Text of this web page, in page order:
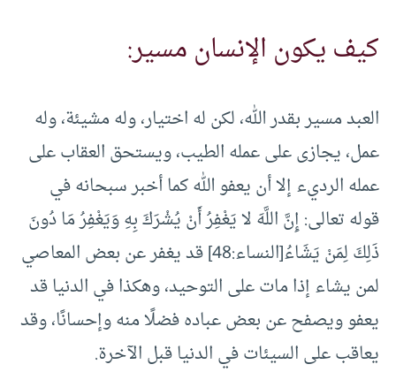
كيف يكون الإنسان مسير:
العبد مسير بقدر الله، لكن له اختيار، وله مشيئة، وله
عمل، يجازى على عمله الطيب، ويستحق العقاب على
عمله الرديء إلا أن يعفو الله كما أخبر سبحانه في
قوله تعالى: إِنَّ اللَّهَ لا يَغْفِرُ أَنْ يُشْرَكَ بِهِ وَيَغْفِرُ مَا دُونَ
ذَلِكَ لِمَنْ يَشَاءُ[النساء:48] قد يغفر عن بعض المعاصي
لمن يشاء إذا مات على التوحيد، وهكذا في الدنيا قد
يعفو ويصفح عن بعض عباده فضلًا منه وإحسانًا، وقد
يعاقب على السيئات في الدنيا قبل الآخرة.